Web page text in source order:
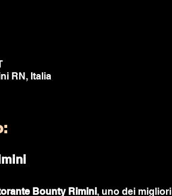
RN, Italia
Bounty Rimini, uno dei migliori